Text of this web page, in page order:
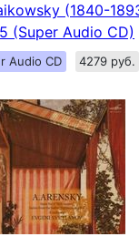
(1840-
(Super Audio CD)
Audio CD 4279 руб.